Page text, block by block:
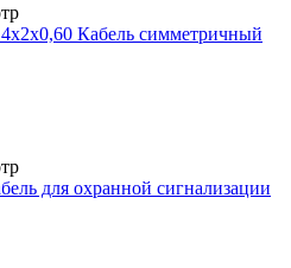
Кабель симметричный
для охранной сигнализации